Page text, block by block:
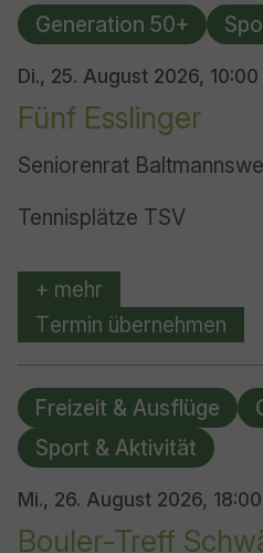
Di., 25. August 2026,
Fünf Esslinger
Seniorenrat
Tennisplätze TSV
+ mehr
Termin übernehmen
Generation 50+
Mi., 26. August 2026,
Bouler-Treff
Freizeit & Ausflüge
Sport & Aktivität